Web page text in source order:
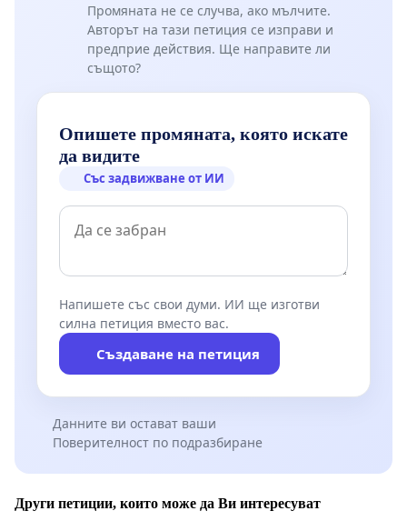
Промяната не се случва, ако мълчите.
Авторът на тази петиция се изправи и
предприе действия. Ще направите ли
същото?
Опишете промяната, която искате
да видите
Със задвижване от ИИ
Напишете със свои думи. ИИ ще изготви
силна петиция вместо вас.
Създаване на петиция
Данните ви остават ваши
Поверителност по подразбиране
Други петиции, които може да Ви интересуват